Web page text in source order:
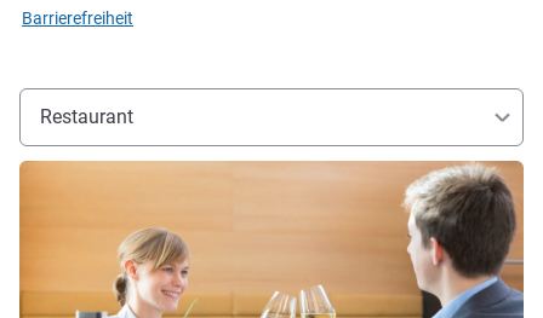
Barrierefreiheit
Restaurant
Details ansehen